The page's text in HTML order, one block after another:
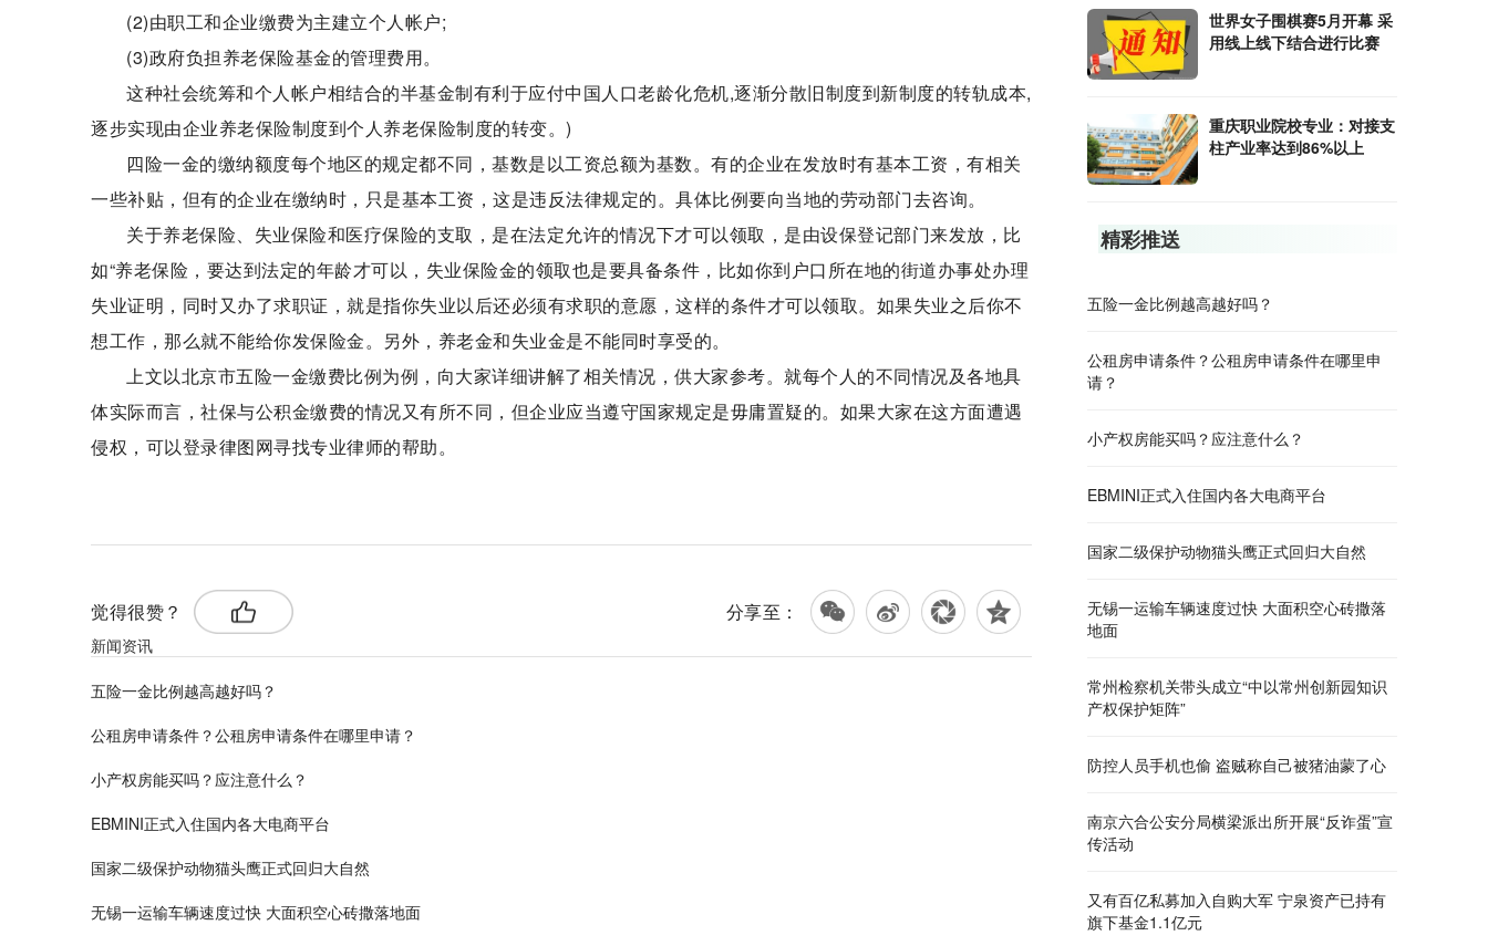
(2)由职工和企业缴费为主建立个人帐户;
(3)政府负担养老保险基金的管理费用。
这种社会统筹和个人帐户相结合的半基金制有利于应付中国人口老龄化危机,逐渐分散旧制度到新制度的转轨成本,
逐步实现由企业养老保险制度到个人养老保险制度的转变。)
四险一金的缴纳额度每个地区的规定都不同，基数是以工资总额为基数。有的企业在发放时有基本工资，有相关
一些补贴，但有的企业在缴纳时，只是基本工资，这是违反法律规定的。具体比例要向当地的劳动部门去咨询。
关于养老保险、失业保险和医疗保险的支取，是在法定允许的情况下才可以领取，是由设保登记部门来发放，比
如“养老保险，要达到法定的年龄才可以，失业保险金的领取也是要具备条件，比如你到户口所在地的街道办事处办理
失业证明，同时又办了求职证，就是指你失业以后还必须有求职的意愿，这样的条件才可以领取。如果失业之后你不
想工作，那么就不能给你发保险金。另外，养老金和失业金是不能同时享受的。
上文以北京市五险一金缴费比例为例，向大家详细讲解了相关情况，供大家参考。就每个人的不同情况及各地具
体实际而言，社保与公积金缴费的情况又有所不同，但企业应当遵守国家规定是毋庸置疑的。如果大家在这方面遭遇
侵权，可以登录律图网寻找专业律师的帮助。
觉得很赞？ 分享至：
新闻资讯
五险一金比例越高越好吗？
公租房申请条件？公租房申请条件在哪里申请？
小产权房能买吗？应注意什么？
EBMINI正式入住国内各大电商平台
国家二级保护动物猫头鹰正式回归大自然
无锡一运输车辆速度过快 大面积空心砖撒落地面
世界女子围棋赛5月开幕 采
用线上线下结合进行比赛
重庆职业院校专业：对接支
柱产业率达到86%以上
精彩推送
五险一金比例越高越好吗？
公租房申请条件？公租房申请条件在哪里申
请？
小产权房能买吗？应注意什么？
EBMINI正式入住国内各大电商平台
国家二级保护动物猫头鹰正式回归大自然
无锡一运输车辆速度过快 大面积空心砖撒落
地面
常州检察机关带头成立“中以常州创新园知识
产权保护矩阵”
防控人员手机也偷 盗贼称自己被猪油蒙了心
南京六合公安分局横梁派出所开展“反诈蛋”宣
传活动
又有百亿私募加入自购大军 宁泉资产已持有
旗下基金1.1亿元